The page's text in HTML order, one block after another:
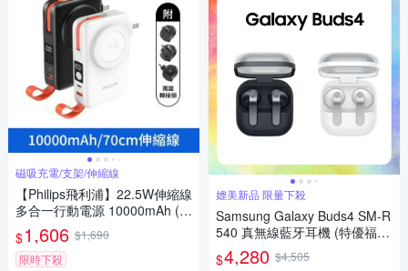
磁吸充電/支架/伸縮線
【Philips飛利浦】22.5W伸縮線
多合一行動電源 10000mAh (D
LP4352C)
$1,606 $1,690
限時下殺
媲美新品 限量下殺
Samsung Galaxy Buds4 SM-R
540 真無線藍牙耳機 (特優福利
品)
$4,280 $4,505